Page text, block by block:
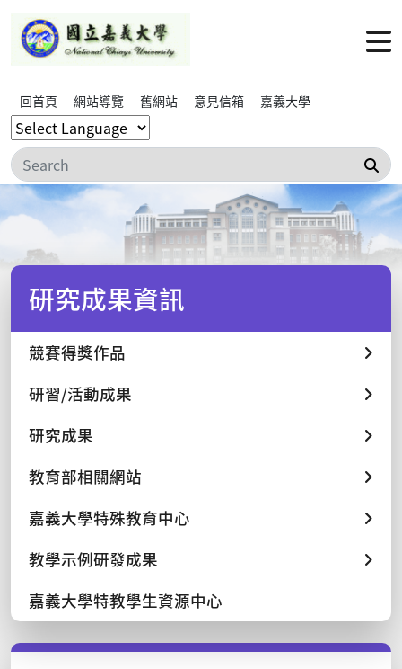
回首頁 網站導覽 舊網站 意見信箱 嘉義大學
搜
研究成果資訊
競賽得獎作品
研習/活動成果
研究成果
教育部相關網站
嘉義大學特殊教育中心
教學示例研發成果
嘉義大學特教學生資源中心